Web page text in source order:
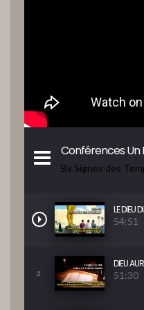
Conférences Un
By Signes des
LE DIEU
54:51
2
DIEU
51:30